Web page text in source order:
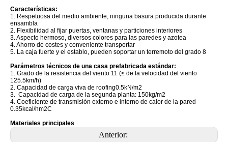
Características:
1. Respetuosa del medio ambiente, ninguna basura producida durante
ensambla
2. Flexibilidad al fijar puertas, ventanas y particiones interiores
3. Aspecto hermoso, diversos colores para las paredes y azotea
4. Ahorro de costes y conveniente transportar
5. La caja fuerte y el establo, pueden soportar un terremoto del grado 8
Parámetros técnicos de una casa prefabricada estándar:
1. Grado de la resistencia del viento 11 (≤ de la velocidad del viento
125.5km/h)
2. Capacidad de carga viva de roofing0.5kN/m2
3. Capacidad de carga de la segunda planta: 150kg/m2
4. Coeficiente de transmisión externo e interno de calor de la pared
0.35kcal/hm2C
Materiales principales
Anterior: